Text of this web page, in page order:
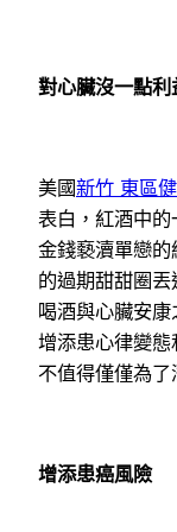
對心臟沒一點利
美國新竹 東區
表白，紅酒中
金錢褻瀆單戀
的過期甜甜圈
喝酒與心臟安
增添患心律變
不值得僅僅為
增添患癌風險